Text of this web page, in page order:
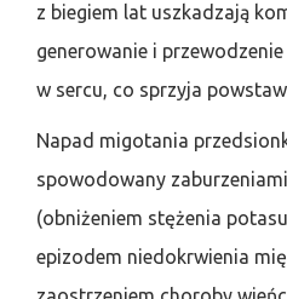
z biegiem lat uszkadzają
generowanie i
w sercu, co sprzyja
Napad migotania
spowodowany
(obniżeniem stężenia
epizodem niedokrwienia